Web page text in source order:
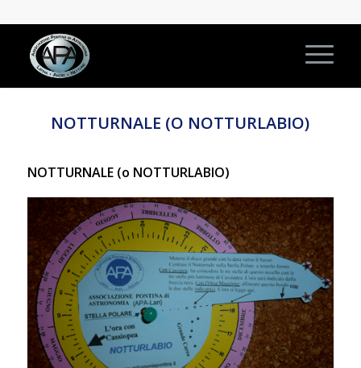
NOTTURNALE (O NOTTURLABIO)
NOTTURNALE (o NOTTURLABIO)